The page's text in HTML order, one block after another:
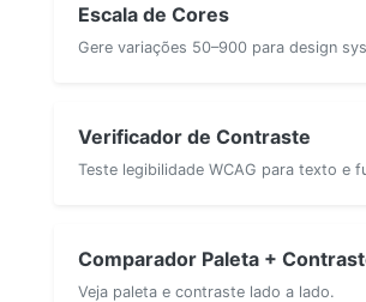
Escala de Cores
Gere variações 50–900 para design
Verificador de Contraste
Teste legibilidade WCAG para texto e
Comparador Paleta +
Veja paleta e contraste lado a lado.